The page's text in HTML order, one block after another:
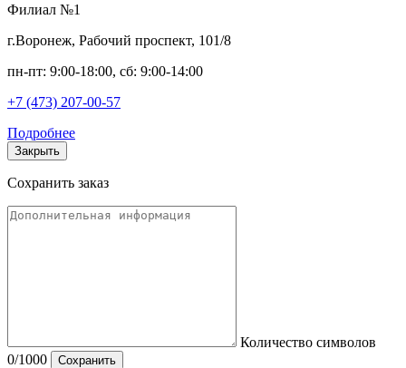
Филиал №1
г.Воронеж, Рабочий проспект, 101/8
пн-пт: 9:00-18:00, сб: 9:00-14:00
+7 (473) 207-00-57
Подробнее
Закрыть
Сохранить заказ
Количество символов
0/1000
Сохранить